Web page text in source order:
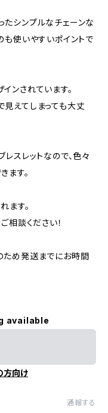
シンプルなチェーンな
も使いやすいポイントで
ンされています。
えてしまっても大丈
スレットなので、色々
ます。
ます。
相談ください！
ため発送までにお時間
available
方向け
通報する